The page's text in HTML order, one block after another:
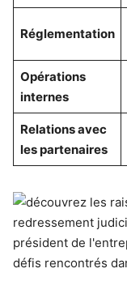
Réglementation
Opérations
internes
Relations avec
les partenaires